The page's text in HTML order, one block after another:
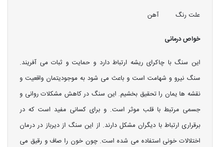
علت رنگ آهن
خواص درمانی
این سنگ با چاکرای ریشه ارتباط دارد و حمایت و ثبات می آفریند.
سنگ نیرو و شهامت است و باعث می شود به موجودیتمان واقعیت و
نقشه ها یمان را تحقیق بخشیم. این سنگ در کاهش مشکلات روانی و
جسمی مرتبط با قلب موثر است. و برای کسانی مفید است که در
برقراری ارتباط با دیگران مشکل دارند. از این سنگ از دیرباز در درمان
اختلالات خونی استفاده می شده است. چون خون را صاف و رقیق می